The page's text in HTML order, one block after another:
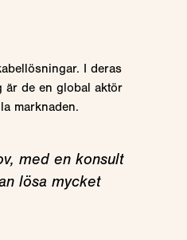
I deras
är de en global aktör
marknaden.
med en konsult
lösa mycket